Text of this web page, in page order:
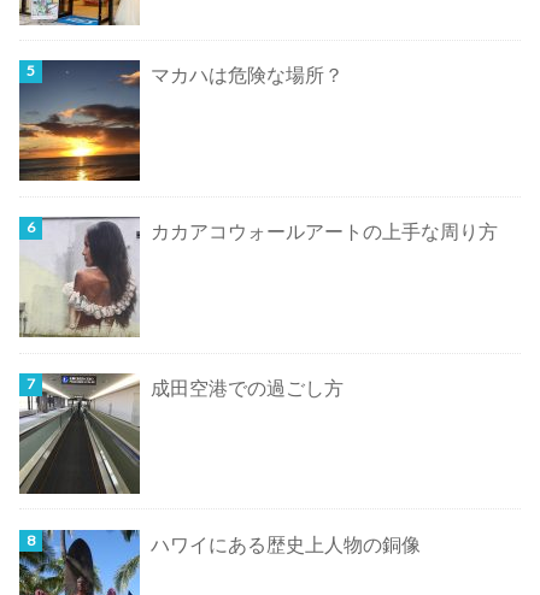
マカハは危険な場所？
カカアコウォールアートの上手な周り方
成田空港での過ごし方
ハワイにある歴史上人物の銅像